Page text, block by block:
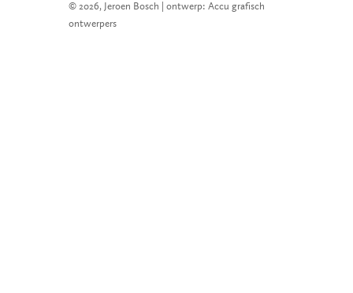
© 2026, Jeroen Bosch | ontwerp: Accu grafisch
ontwerpers